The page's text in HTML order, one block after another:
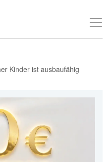
T
o
Kinder ist ausbaufähig